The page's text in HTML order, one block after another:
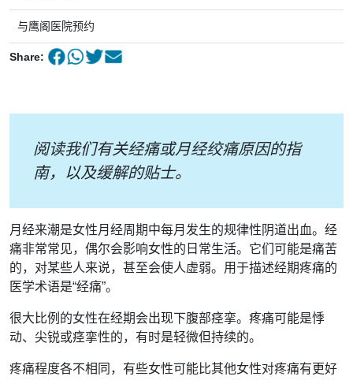
与鹰阁医院预约
Share:
阅读我们有关经痛或月经绞痛原因的指
南，以及缓解的贴士。
月经来潮是女性月经周期中每月发生的规律性阴道出血。经
痛非常常见，偶尔会影响女性的日常生活。它们可能是痛苦
的，对某些人来说，甚至会使人虚弱。用于描述经期疼痛的
医学术语是“经痛”。
很大比例的女性在经期会出现下腹部痉挛。疼痛可能是悸
动、尖锐或痉挛性的，有时是轻微但持续的。
疼痛程度各不相同，有些女性可能比其他女性对疼痛有更好